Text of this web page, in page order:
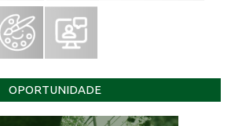
OPORTUNIDADE